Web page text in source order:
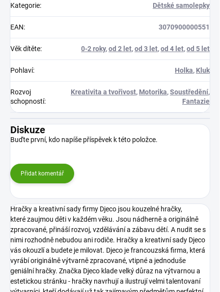
Kategorie: Dětské samolepky
EAN: 3070900000551
Věk dítěte: 0-2 roky,od 2 let,od 3 let,od 4 let,od 5 let
Pohlaví: Holka, Kluk
Rozvoj
schopností:
Kreativita a tvořivost, Motorika,Soustředění,
Fantazie
Diskuze
Buďte první, kdo napíše příspěvek k této položce.
Přidat komentář
Hračky a kreativní sady firmy Djeco jsou kouzelné hračky,
které zaujmou děti v každém věku. Jsou nádherně a originálně
zpracované, přináší rozvoj, vzdělávání a zábavu dětí. A nudit se s
nimi rozhodně nebudou ani rodiče. Hračky a kreativní sady Djeco
vás okouzlí a budete je milovat. Djeco je francouzská firma, která
vyrábí originálně výtvarně zpracované, vtipné a jednoduše
geniální hračky. Značka Djeco klade velký důraz na výtvarnou a
estetickou stránku - hračky navrhují a ilustrují velmi talentovaní